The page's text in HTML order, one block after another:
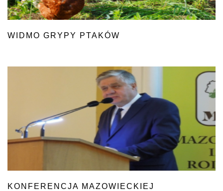
WIDMO GRYPY PTAKÓW
KONFERENCJA MAZOWIECKIEJ